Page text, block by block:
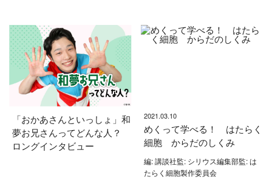
「おかあさんといっしょ」和
夢お兄さんってどんな人？
ロングインタビュー
2021.03.10
めくって学べる！ はたらく
細胞 からだのしくみ
編: 講談社監: シリウス編集部監: は
たらく細胞製作委員会